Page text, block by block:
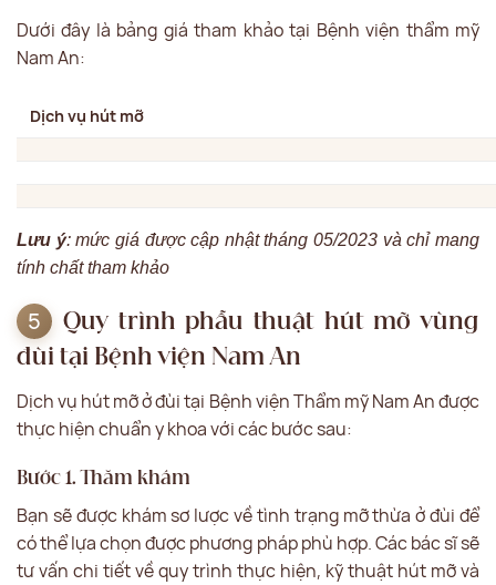
Dưới đây là bảng giá tham khảo tại Bệnh viện thẩm mỹ
Nam An:
Dịch vụ hút mỡ
Lưu ý: mức giá được cập nhật tháng 05/2023 và chỉ mang
tính chất tham khảo
Quy trình phẫu thuật hút mỡ vùng
đùi tại Bệnh viện Nam An
Dịch vụ hút mỡ ở đùi tại Bệnh viện Thẩm mỹ Nam An được
thực hiện chuẩn y khoa với các bước sau:
Bước 1. Thăm khám
Bạn sẽ được khám sơ lược về tình trạng mỡ thừa ở đùi để
có thể lựa chọn được phương pháp phù hợp. Các bác sĩ sẽ
tư vấn chi tiết về quy trình thực hiện, kỹ thuật hút mỡ và